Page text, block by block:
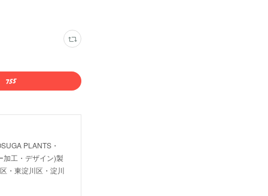
PLANTS・
工・デザイン)製
・東淀川区・淀川